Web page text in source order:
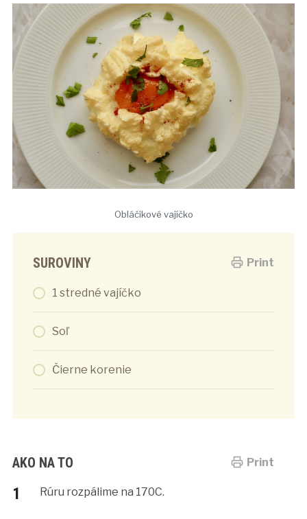
Obláčikové vajíčko
Print
SUROVINY
1 stredné vajíčko
Soľ
Čierne korenie
Print
AKO NA TO
Rúru rozpálime na 170C.